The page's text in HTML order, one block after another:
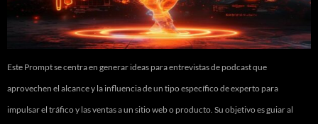
Este Prompt se centra en generar ideas para entrevistas de podcast que
aprovechen el alcance y la influencia de un tipo específico de experto para
impulsar el tráfico y las ventas a un sitio web o producto. Su objetivo es guiar al